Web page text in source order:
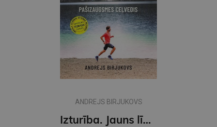
ANDREJS BIRJUKOVS
Izturība. Jauns līmenis sportā un dzīvē